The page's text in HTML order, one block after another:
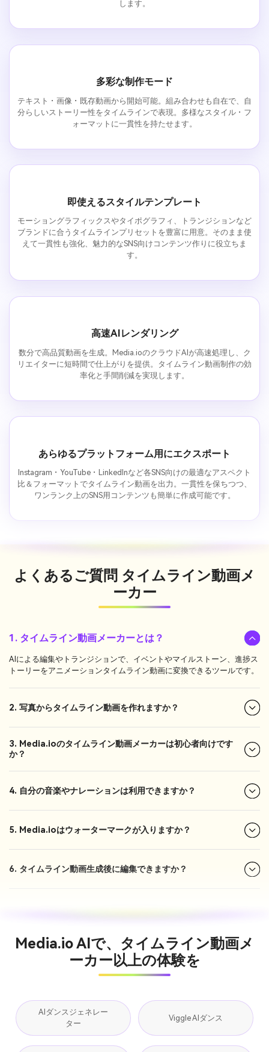
します。
多彩な制作モード
テキスト・画像・既存動画から開始可能。組み合わせも自在で、自
分らしいストーリー性をタイムラインで表現。多様なスタイル・フ
ォーマットに一貫性を持たせます。
即使えるスタイルテンプレート
モーショングラフィックスやタイポグラフィ、トランジションなど
ブランドに合うタイムラインプリセットを豊富に用意。そのまま使
えて一貫性も強化、魅力的なSNS向けコンテンツ作りに役立ちま
す。
高速AIレンダリング
数分で高品質動画を生成。Media.ioのクラウドAIが高速処理し、ク
リエイターに短時間で仕上がりを提供。タイムライン動画制作の効
率化と手間削減を実現します。
あらゆるプラットフォーム用にエクスポート
Instagram・YouTube・LinkedInなど各SNS向けの最適なアスペクト
比＆フォーマットでタイムライン動画を出力。一貫性を保ちつつ、
ワンランク上のSNS用コンテンツも簡単に作成可能です。
よくあるご質問 タイムライン動画メ
ーカー
1. タイムライン動画メーカーとは？
AIによる編集やトランジションで、イベントやマイルストーン、進捗ス
トーリーをアニメーションタイムライン動画に変換できるツールです。
2. 写真からタイムライン動画を作れますか？
3. Media.ioのタイムライン動画メーカーは初心者向けです
か？
4. 自分の音楽やナレーションは利用できますか？
5. Media.ioはウォーターマークが入りますか？
6. タイムライン動画生成後に編集できますか？
Media.io AIで、タイムライン動画メ
ーカー以上の体験を
AIダンスジェネレー
ター
Viggle AIダンス